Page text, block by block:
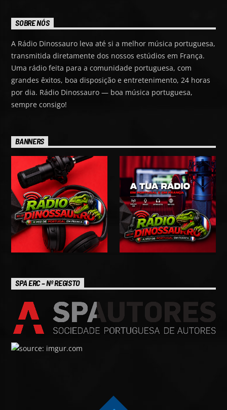
SOBRE NÓS
A Rádio Dinossauro leva até si a melhor música portuguesa,
transmitida diretamente dos nossos estúdios em França.
Uma rádio feita para a comunidade portuguesa, com
grandes êxitos, boa disposição e entretenimento, 24 horas
por dia. Rádio Dinossauro — boa música portuguesa,
sempre consigo!
BANNERS
SPA ERC – Nº REGISTO